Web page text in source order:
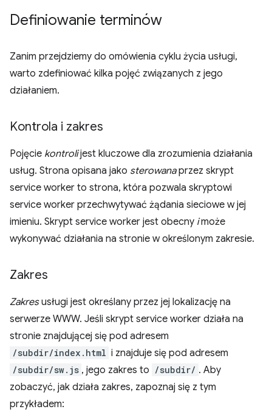
Definiowanie terminów
Zanim przejdziemy do omówienia cyklu życia usługi,
warto zdefiniować kilka pojęć związanych z jego
działaniem.
Kontrola i zakres
Pojęcie kontrolijest kluczowe dla zrozumienia działania
usług. Strona opisana jako sterowanaprzez skrypt
service worker to strona, która pozwala skryptowi
service worker przechwytywać żądania sieciowe w jej
imieniu. Skrypt service worker jest obecny imoże
wykonywać działania na stronie w określonym zakresie.
Zakres
Zakresusługi jest określany przez jej lokalizację na
serwerze WWW. Jeśli skrypt service worker działa na
stronie znajdującej się pod adresem
/subdir/index.html i znajduje się pod adresem
/subdir/sw.js , jego zakres to /subdir/ . Aby
zobaczyć, jak działa zakres, zapoznaj się z tym
przykładem: